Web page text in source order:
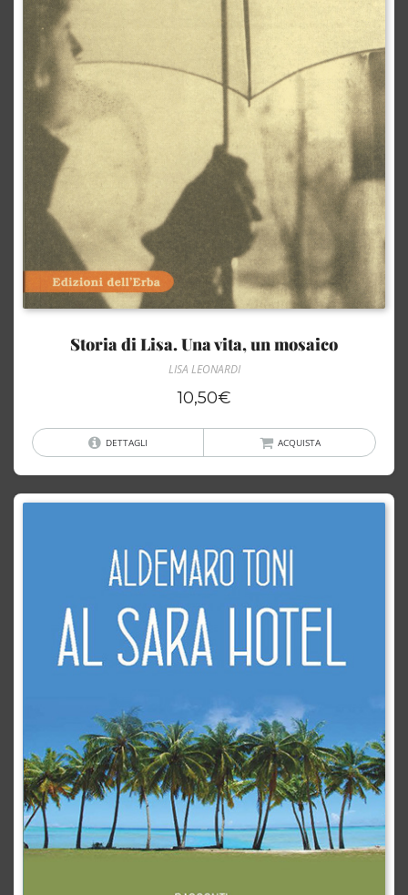
Storia di Lisa. Una vita, un mosaico
LISA LEONARDI
10,50€
DETTAGLI ACQUISTA